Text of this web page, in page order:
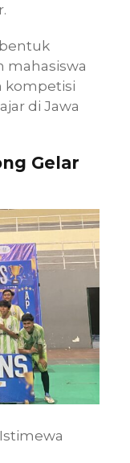
mahasiswa
kompetisi
di Jawa
Gelar